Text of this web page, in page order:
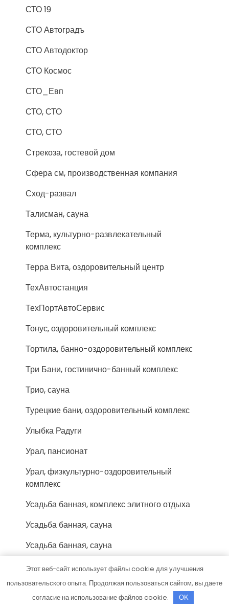
СТО 19
СТО Автоградъ
СТО Автодоктор
СТО Космос
СТО_Евп
СТО, СТО
СТО, СТО
Стрекоза, гостевой дом
Сфера см, производственная компания
Сход-развал
Талисман, сауна
Терма, культурно-развлекательный
комплекс
Терра Вита, оздоровительный центр
ТехАвтостанция
ТехПортАвтоСервис
Тонус, оздоровительный комплекс
Тортила, банно-оздоровительный комплекс
Три Бани, гостинично-банный комплекс
Трио, сауна
Турецкие бани, оздоровительный комплекс
Улыбка Радуги
Урал, пансионат
Урал, физкультурно-оздоровительный
комплекс
Усадьба банная, комплекс элитного отдыха
Усадьба банная, сауна
Усадьба банная, сауна
Учебный центр Миг
Феникс-Авто, сервис-маркет
Этот веб-сайт использует файлы cookie для улучшения
пользовательского опыта. Продолжая пользоваться сайтом, вы даете
согласие на использование файлов cookie.
OK